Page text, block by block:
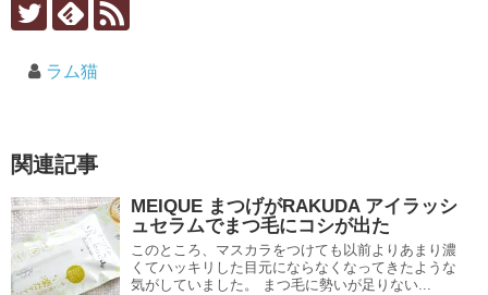
ラム猫
関連記事
MEIQUE まつげがRAKUDA アイラッシ
ュセラムでまつ毛にコシが出た
このところ、マスカラをつけても以前よりあまり濃
くてハッキリした目元にならなくなってきたような
気がしていました。 まつ毛に勢いが足りない...